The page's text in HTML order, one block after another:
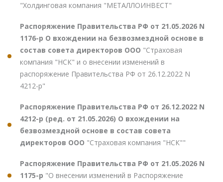
"Холдинговая компания "МЕТАЛЛОИНВЕСТ"
Распоряжение Правительства РФ от 21.05.2026 N
1176-р О вхождении на безвозмездной основе в
состав совета директоров ООО "Страховая
компания "НСК" и о внесении изменений в
распоряжение Правительства РФ от 26.12.2022 N
4212-р"
Распоряжение Правительства РФ от 26.12.2022 N
4212-р (ред. от 21.05.2026) О вхождении на
безвозмездной основе в состав совета
директоров ООО "Страховая компания "НСК""
Распоряжение Правительства РФ от 21.05.2026 N
1175-р "О внесении изменений в Распоряжение